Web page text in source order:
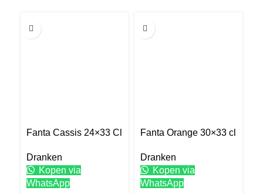
33CL
Fanta Cassis 24×33 Cl
Dranken
Kopen via
WhatsApp
33CL
Fanta Orange 30×33 cl
Dranken
Kopen via
WhatsApp